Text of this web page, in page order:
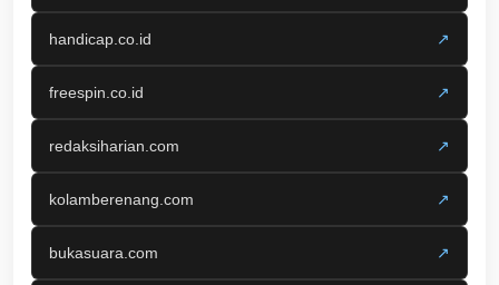
handicap.co.id ↗
freespin.co.id ↗
redaksiharian.com ↗
kolamberenang.com ↗
bukasuara.com ↗